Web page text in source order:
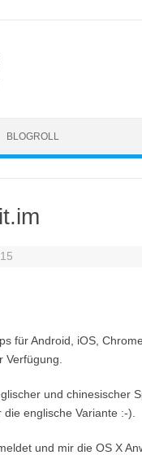
BLOGROLL
für Android, iOS,
und chinesischer
englische Variante :-).
und mir die OS X